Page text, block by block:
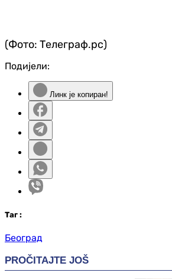
(Фото: Телеграф.рс)
Подијели:
Линк је копиран!
Таг :
Београд